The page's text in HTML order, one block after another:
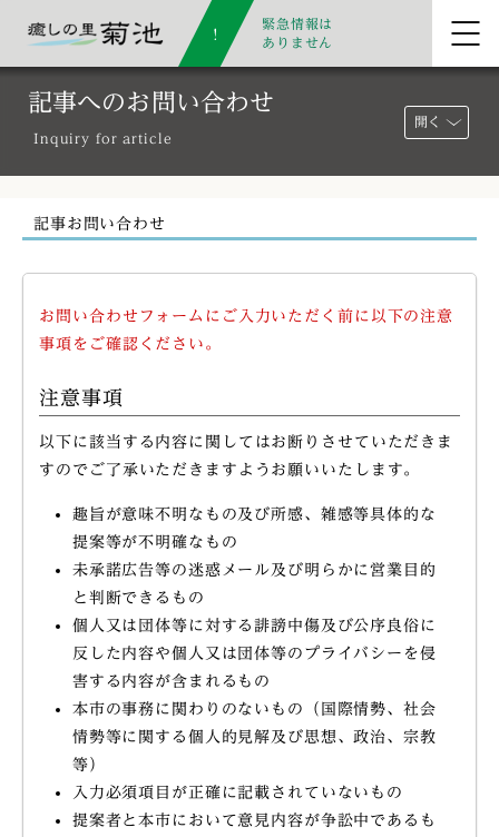
緊急情報は
ありません
記事へのお問い合わせ
Inquiry for article
開く
記事お問い合わせ
お問い合わせフォームにご入力いただく前に以下の注意
事項をご確認ください。
注意事項
以下に該当する内容に関してはお断りさせていただきま
すのでご了承いただきますようお願いいたします。
趣旨が意味不明なもの及び所感、雑感等具体的な
提案等が不明確なもの
未承諾広告等の迷惑メール及び明らかに営業目的
と判断できるもの
個人又は団体等に対する誹謗中傷及び公序良俗に
反した内容や個人又は団体等のプライバシーを侵
害する内容が含まれるもの
本市の事務に関わりのないもの（国際情勢、社会
情勢等に関する個人的見解及び思想、政治、宗教
等）
入力必須項目が正確に記載されていないもの
提案者と本市において意見内容が争訟中であるも